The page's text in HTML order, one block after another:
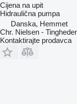
Cijena na upit
Hidraulična pumpa
Danska, Hemmet
Chr. Nielsen -
Kontaktirajte prodavca